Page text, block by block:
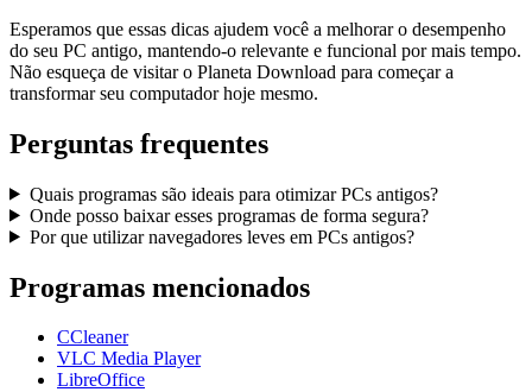
Esperamos que essas dicas ajudem você a melhorar o desempenho
do seu PC antigo, mantendo-o relevante e funcional por mais tempo.
Não esqueça de visitar o Planeta Download para começar a
transformar seu computador hoje mesmo.
Perguntas frequentes
Quais programas são ideais para otimizar PCs antigos?
Onde posso baixar esses programas de forma segura?
Por que utilizar navegadores leves em PCs antigos?
Programas mencionados
CCleaner
VLC Media Player
LibreOffice